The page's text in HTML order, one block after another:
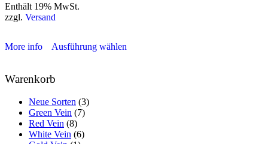
Enthält 19% MwSt.
zzgl. Versand
More info Ausführung wählen
Warenkorb
Neue Sorten 33
Green Vein 77
Red Vein 88
Produkte
White Vein 66